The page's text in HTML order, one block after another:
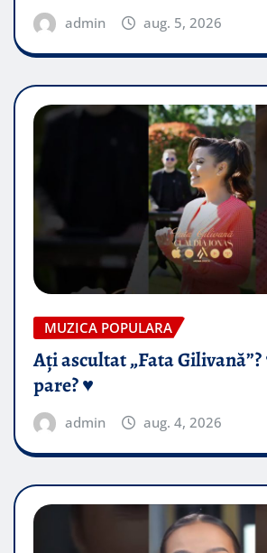
admin aug. 5, 2026
MUZICA POPULARA
Ați ascultat „Fata
pare? ♥️
admin aug. 4, 2026